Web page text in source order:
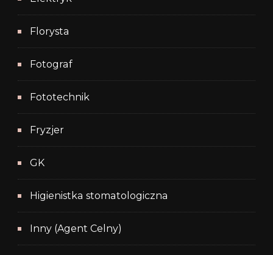
Florysta
Fotograf
Fototechnik
Fryzjer
GK
Higienistka stomatologiczna
Inny (Agent Celny)